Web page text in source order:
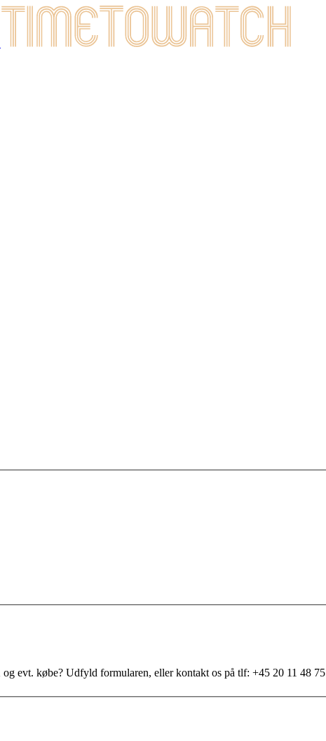
evt. købe? Udfyld formularen, eller kontakt os på tlf: +45 20 11 48 75